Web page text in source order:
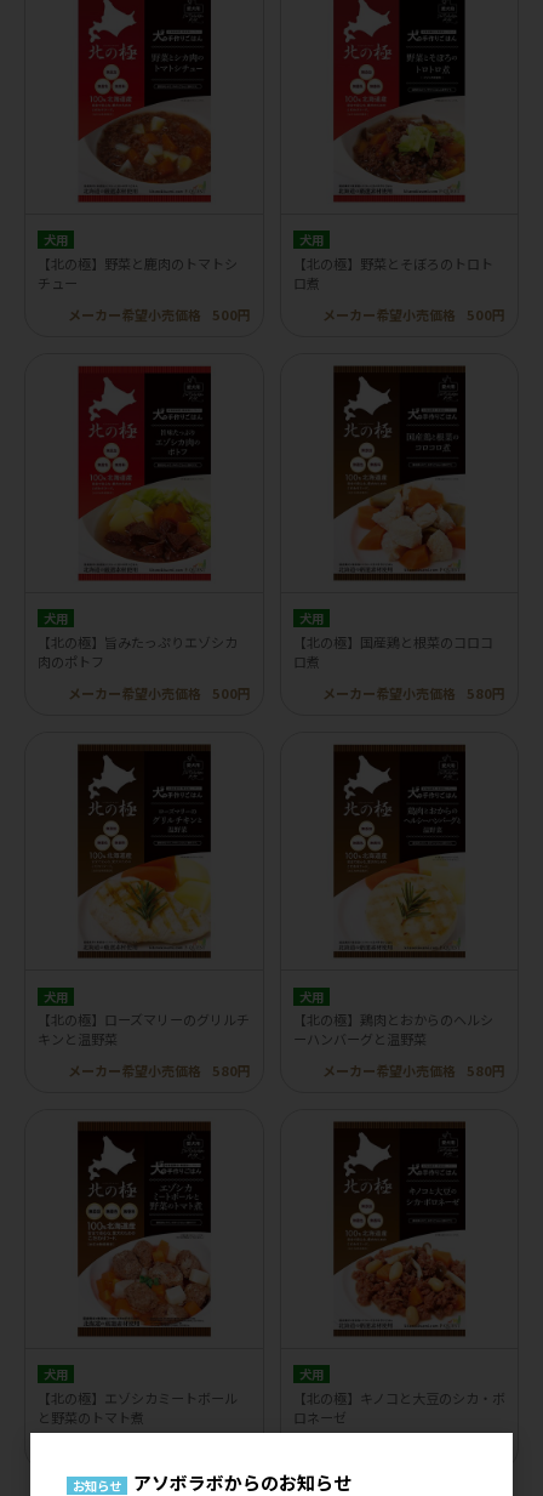
犬用
【北の極】野菜と鹿肉のトマトシ
チュー
メーカー希望小売価格
500円
犬用
【北の極】野菜とそぼろのトロト
ロ煮
メーカー希望小売価格
500円
犬用
【北の極】旨みたっぷりエゾシカ
肉のポトフ
メーカー希望小売価格
500円
犬用
【北の極】国産鶏と根菜のコロコ
ロ煮
メーカー希望小売価格
580円
犬用
【北の極】ローズマリーのグリルチ
キンと温野菜
メーカー希望小売価格
580円
犬用
【北の極】鶏肉とおからのヘルシ
ーハンバーグと温野菜
メーカー希望小売価格
580円
犬用
【北の極】エゾシカミートボール
と野菜のトマト煮
犬用
【北の極】キノコと大豆のシカ・ボ
ロネーゼ
お知らせ アソボラボからのお知らせ